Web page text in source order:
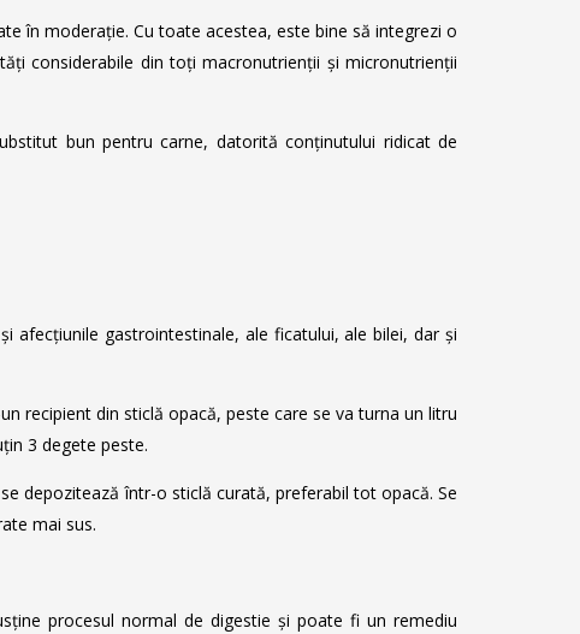
în moderație. Cu toate acestea, este bine să integrezi o
considerabile din toți macronutrienții și micronutrienții
bun pentru carne, datorită conținutului ridicat de
afecțiunile gastrointestinale, ale ficatului, ale bilei, dar și
recipient din sticlă opacă, peste care se va turna un litru
3 degete peste.
depozitează într-o sticlă curată, preferabil tot opacă. Se
mai sus.
procesul normal de digestie și poate fi un remediu